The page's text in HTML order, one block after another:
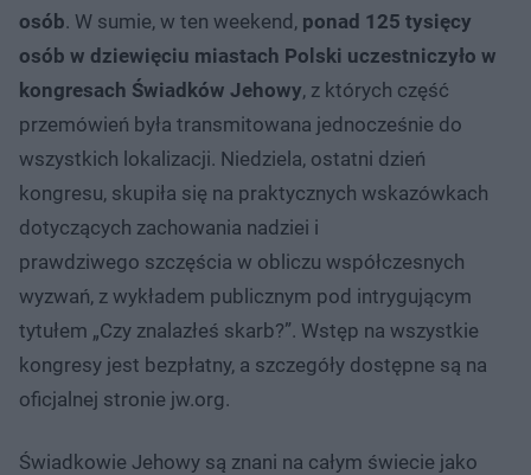
osób. W sumie, w ten weekend, ponad 125 tysięcy
osób w dziewięciu miastach Polski uczestniczyło w
kongresach Świadków Jehowy, z których część
przemówień była transmitowana jednocześnie do
wszystkich lokalizacji. Niedziela, ostatni dzień
kongresu, skupiła się na praktycznych wskazówkach
dotyczących zachowania nadziei i
prawdziwego szczęścia w obliczu współczesnych
wyzwań, z wykładem publicznym pod intrygującym
tytułem „Czy znalazłeś skarb?”. Wstęp na wszystkie
kongresy jest bezpłatny, a szczegóły dostępne są na
oficjalnej stronie jw.org.
Świadkowie Jehowy są znani na całym świecie jako